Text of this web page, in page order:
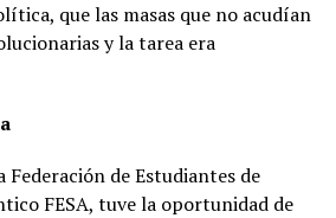
que las masas que no acudían
y la tarea era
Federación de Estudiantes de
FESA, tuve la oportunidad de